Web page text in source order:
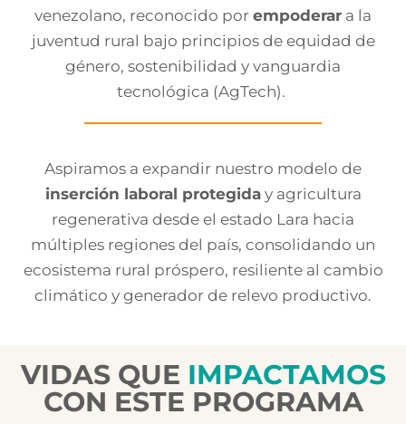
venezolano, reconocido por empoderar a la
juventud rural bajo principios de equidad de
género, sostenibilidad y vanguardia
tecnológica (AgTech).
Aspiramos a expandir nuestro modelo de
inserción laboral protegiday agricultura
regenerativa desde el estado Lara hacia
múltiples regiones del país, consolidando un
ecosistema rural próspero, resiliente al cambio
climático y generador de relevo productivo.
VIDAS QUE IMPACTAMOS
CON ESTE PROGRAMA